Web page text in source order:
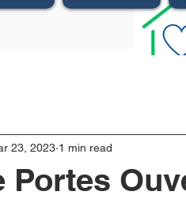
Portes
23, 2023 1 min read